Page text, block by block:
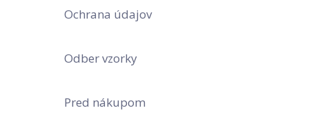
Ochrana údajov
Odber vzorky
Pred nákupom